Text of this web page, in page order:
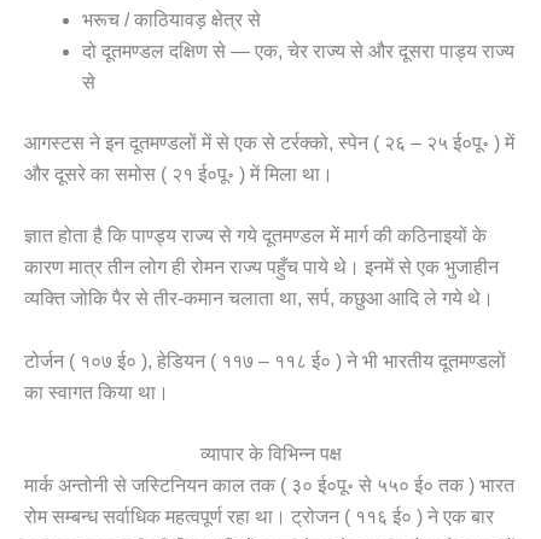
भरूच / काठियावड़ क्षेत्र से
दो दूतमण्डल दक्षिण से — एक, चेर राज्य से और दूसरा पाड्य राज्य
से
आगस्टस ने इन दूतमण्डलों में से एक से टर्रक्को, स्पेन ( २६ – २५ ई०पू॰ ) में
और दूसरे का समोस ( २१ ई०पू॰ ) में मिला था।
ज्ञात होता है कि पाण्ड्य राज्य से गये दूतमण्डल में मार्ग की कठिनाइयों के
कारण मात्र तीन लोग ही रोमन राज्य पहुँच पाये थे। इनमें से एक भुजाहीन
व्यक्ति जोकि पैर से तीर-कमान चलाता था, सर्प, कछुआ आदि ले गये थे।
टोर्जन ( १०७ ई० ), हेडियन ( ११७ – ११८ ई० ) ने भी भारतीय दूतमण्डलों
का स्वागत किया था।
व्यापार के विभिन्न पक्ष
मार्क अन्तोनी से जस्टिनियन काल तक ( ३० ई०पू॰ से ५५० ई० तक ) भारत
रोम सम्बन्ध सर्वाधिक महत्वपूर्ण रहा था। ट्रोजन ( ११६ ई० ) ने एक बार